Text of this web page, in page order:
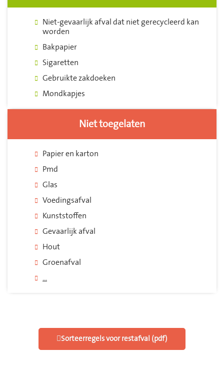
Niet-gevaarlijk afval dat niet gerecycleerd kan
worden
Bakpapier
Sigaretten
Gebruikte zakdoeken
Mondkapjes
Niet toegelaten
Papier en karton
Pmd
Glas
Voedingsafval
Kunststoffen
Gevaarlijk afval
Hout
Groenafval
...
Sorteerregels voor restafval (pdf)